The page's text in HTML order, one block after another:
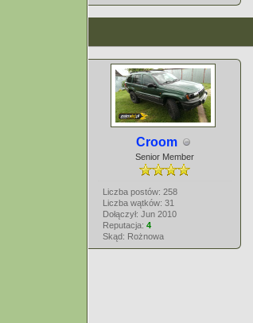
Croom
Senior Member
Liczba postów: 258
Liczba wątków: 31
Dołączył: Jun 2010
Reputacja: 4
Skąd: Rożnowa